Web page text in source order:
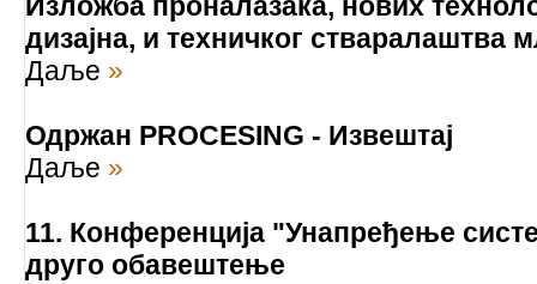
Изложба проналазака, нових
дизајна, и техничког стваралаштва
Даље »
Одржан PROCESING - Извештај
Даље »
11. Конференција "Унапређење
друго обавештење